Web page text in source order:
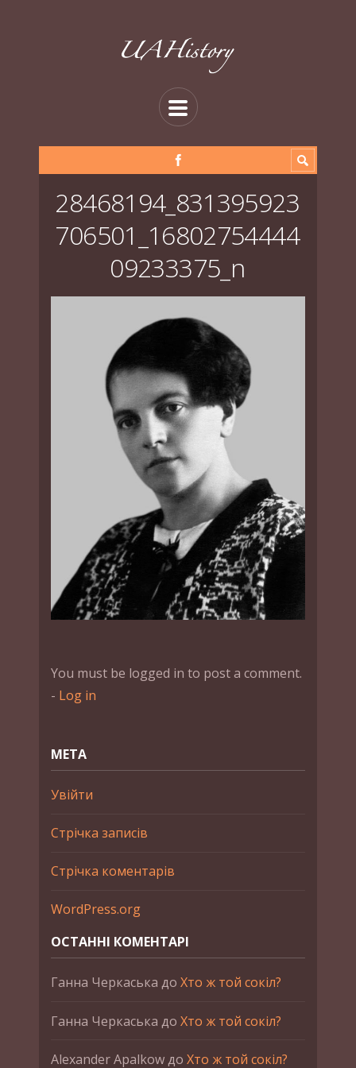
28468194_831395923
706501_16802754444
09233375_n
You must be logged in to post a comment.
- Log in
МЕТА
Увійти
Стрічка записів
Стрічка коментарів
WordPress.org
ОСТАННІ КОМЕНТАРІ
Ганна Черкаська до Хто ж той сокіл?
Ганна Черкаська до Хто ж той сокіл?
Alexander Apalkowдо Хто ж той сокіл?